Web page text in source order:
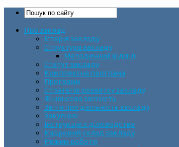
Про заклад
Історія закладу
Структура закладу
Методичний відділ
Статут закладу
Комплексна програма
Програми
Стратегія розвитку закладу
Фінансова звітність
Звіти про діяльність закладу
Закупівлі
Інструкція з діловодства
Кадровий склад закладу
Режим роботи